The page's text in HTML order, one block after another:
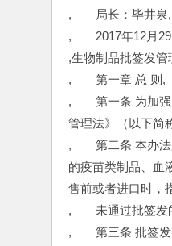
,　　局长：毕井泉,
,　　2017年12月
,生物制品批签发管
,　　第一章 总 则,
,　　第一条 为加
管理法》（以下简
,　　第二条 本办
的疫苗类制品、血
售前或者进口时，
,　　未通过批签
,　　第三条 批签